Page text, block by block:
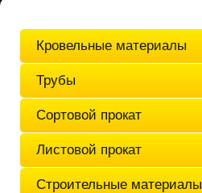
Кровельные материалы
Трубы
Сортовой прокат
Листовой прокат
Строительные материалы